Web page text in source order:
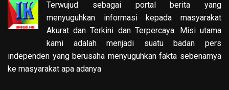
Terwujud sebagai portal berita yang
menyuguhkan informasi kepada masyarakat
Akurat dan Terkini dan Terpercaya. Misi utama
kami adalah menjadi suatu badan pers
independen yang berusaha menyuguhkan fakta sebenarnya
ke masyarakat apa adanya